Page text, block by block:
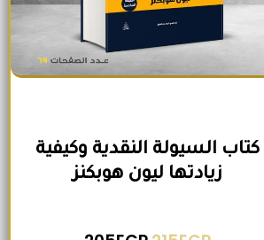
كتاب السيولة النقدية وكيفية
زيادتها ليون هوبكنز